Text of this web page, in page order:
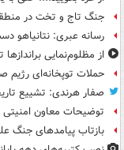
جنگ تاج و تخت در
رسانه عبری: نتانیاهو
از مظلوم‌نمایی
حملات توپخانه‌ای رژیم
صفار هرندی: تشییع
توضیحات معاون امنیتی
بازتاب پیامدهای جنگ